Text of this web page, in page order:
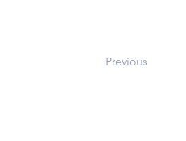
Previous